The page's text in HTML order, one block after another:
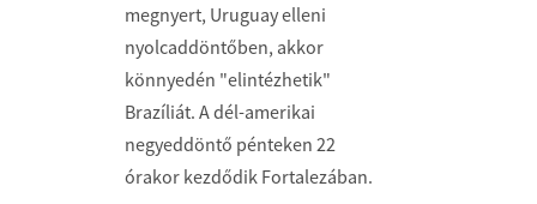
megnyert, Uruguay elleni
nyolcaddöntőben, akkor
könnyedén "elintézhetik"
Brazíliát. A dél-amerikai
negyeddöntő pénteken 22
órakor kezdődik Fortalezában.